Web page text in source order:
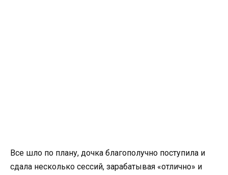
Все шло по плану, дочка благополучно поступила и
сдала несколько сессий, зарабатывая «отлично» и